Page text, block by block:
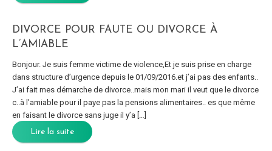
DIVORCE POUR FAUTE OU DIVORCE À
L’AMIABLE
Bonjour. Je suis femme victime de violence,Et je suis prise en charge
dans structure d’urgence depuis le 01/09/2016.et j’ai pas des enfants..
J’ai fait mes démarche de divorce..mais mon mari il veut que le divorce
c..à l’amiable pour il paye pas la pensions alimentaires.. es que même
en faisant le divorce sans juge il y’a […]
Lire la suite